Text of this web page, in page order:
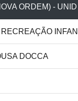
ORDEM) -
DOCCA